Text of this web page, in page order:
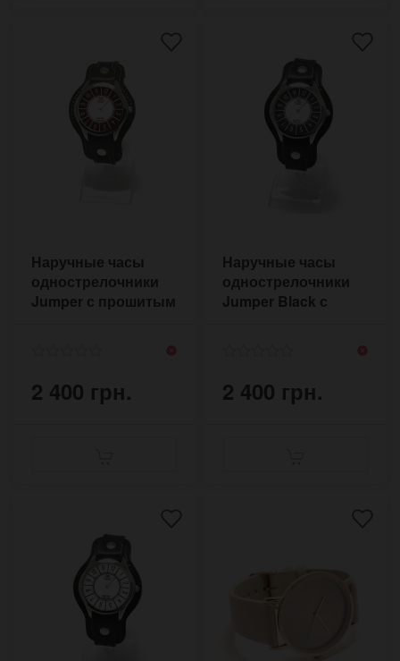
Наручные часы
однострелочники
Jumper с прошитым
2 400 грн.
Наручные часы
однострелочники
Jumper Black с
2 400 грн.